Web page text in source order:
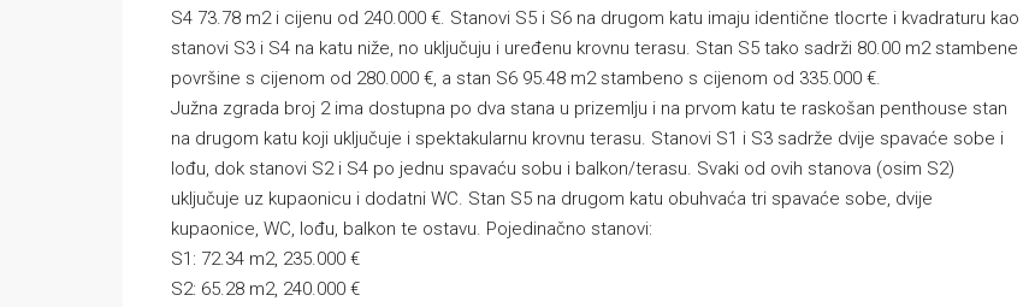
S4 73.78 m2 i cijenu od 240.000 €. Stanovi S5 i S6 na drugom katu imaju identične tlocrte i kvadraturu kao
stanovi S3 i S4 na katu niže, no uključuju i uređenu krovnu terasu. Stan S5 tako sadrži 80.00 m2 stambene
površine s cijenom od 280.000 €, a stan S6 95.48 m2 stambeno s cijenom od 335.000 €.
Južna zgrada broj 2 ima dostupna po dva stana u prizemlju i na prvom katu te raskošan penthouse stan
na drugom katu koji uključuje i spektakularnu krovnu terasu. Stanovi S1 i S3 sadrže dvije spavaće sobe i
lođu, dok stanovi S2 i S4 po jednu spavaću sobu i balkon/terasu. Svaki od ovih stanova (osim S2)
uključuje uz kupaonicu i dodatni WC. Stan S5 na drugom katu obuhvaća tri spavaće sobe, dvije
kupaonice, WC, lođu, balkon te ostavu. Pojedinačno stanovi:
S1: 72.34 m2, 235.000 €
S2: 65.28 m2, 240.000 €